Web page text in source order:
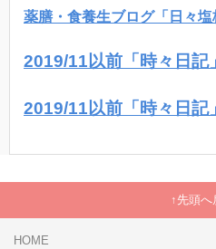
薬膳・食養生ブログ「日々塩
2019/11以前「時々日記
2019/11以前「時々日記
先頭へ
HOME